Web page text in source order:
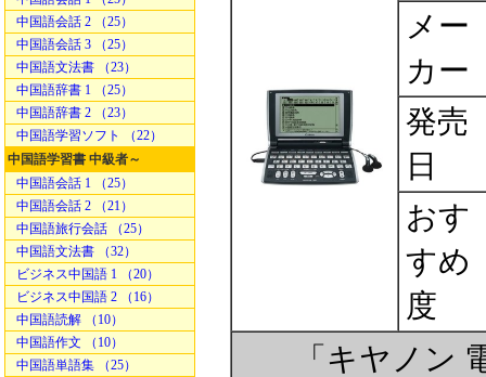
中国語会話 2 （25）
中国語会話 3 （25）
中国語文法書 （23）
中国語辞書 1 （25）
中国語辞書 2 （23）
中国語学習ソフト （22）
中国語学習書 中級者～
中国語会話 1 （25）
中国語会話 2 （21）
中国語旅行会話 （25）
中国語文法書 （32）
ビジネス中国語 1 （20）
ビジネス中国語 2 （16）
中国語読解 （10）
中国語作文 （10）
中国語単語集 （25）
メー
カー
発売
日
おす
すめ
度
「キヤノン